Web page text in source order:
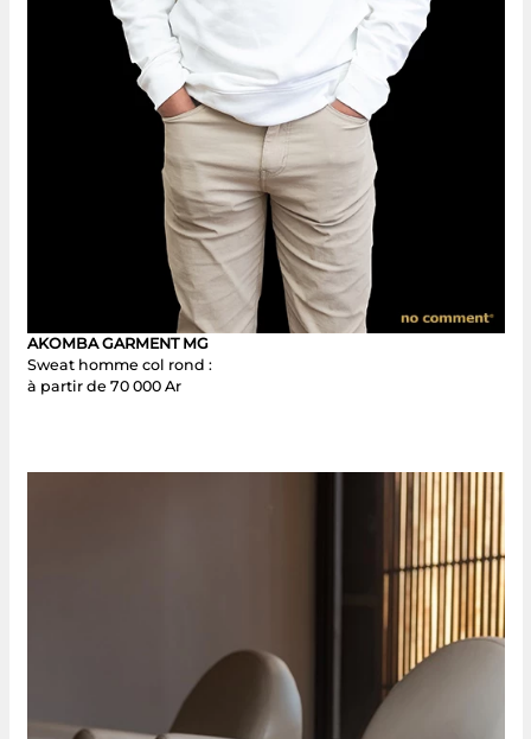
AKOMBA GARMENT MG
Sweat homme col rond :
à partir de 70 000 Ar